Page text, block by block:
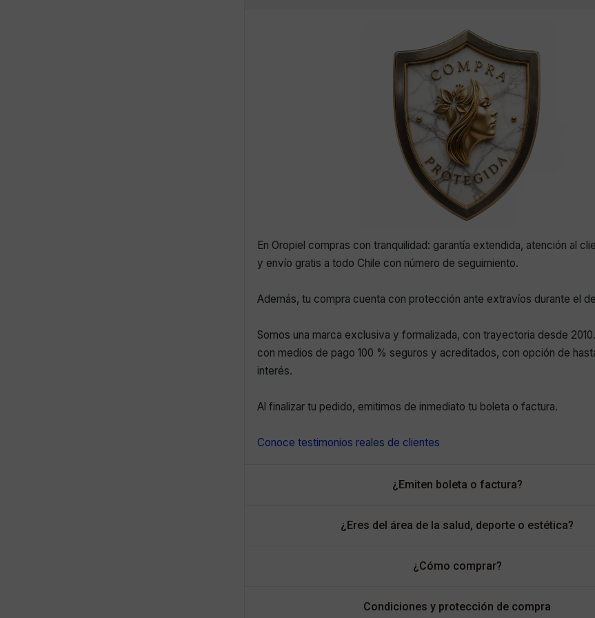
En Oropiel compras con tranquilidad: garantía extendida, atención al
y envío gratis a todo Chile con número de seguimiento.
Además, tu compra cuenta con protección ante extravíos durante el
Somos una marca exclusiva y formalizada, con trayectoria desde
con medios de pago 100 % seguros y acreditados, con opción de
interés.
Al finalizar tu pedido, emitimos de inmediato tu boleta o factura.
Conoce testimonios reales de clientes
¿Emiten boleta o factura?
¿Eres del área de la salud, deporte o estética?
¿Cómo comprar?
Condiciones y protección de compra